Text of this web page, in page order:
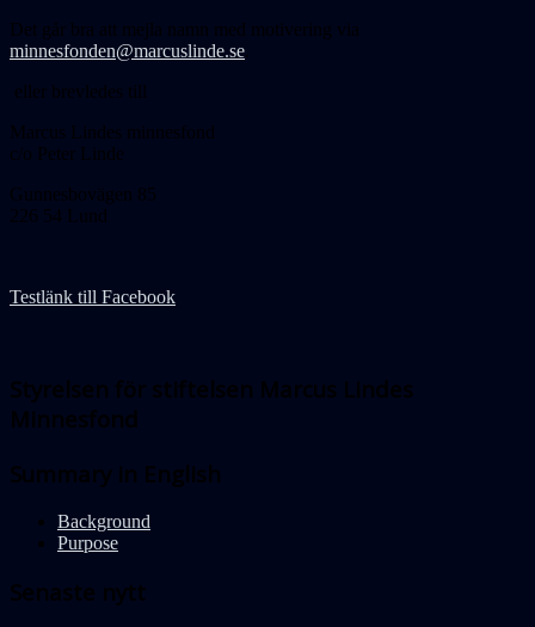
Det går bra att mejla namn med motivering via
minnesfonden@marcuslinde.se
eller brevledes till
Marcus Lindes minnesfond
c/o Peter Linde
Gunnesbovägen 85
226 54 Lund
Testlänk till Facebook
Styrelsen för stiftelsen Marcus Lindes
Minnesfond
Summary in English
Background
Purpose
Senaste nytt